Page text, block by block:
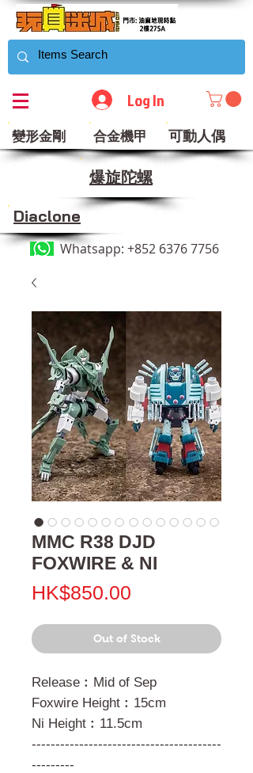
Log In
變形金剛 合金機甲 可動人偶
​爆旋陀螺
Diaclone
Whatsapp: +852 6376 7756
MMC R38 DJD
FOXWIRE & NI
HK$850.00
Out of Stock
Release︰Mid of Sep
Foxwire Height︰15cm
Ni Height︰11.5cm
----------------------------------------
---------